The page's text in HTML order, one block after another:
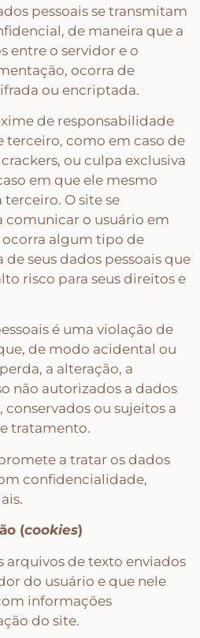
pessoais se transmitam
de maneira que a
entre o servidor e o
ocorra de
ou encriptada.
de responsabilidade
terceiro, como em caso de
ou culpa exclusiva
em que ele mesmo
terceiro. O site se
comunicar o usuário em
ocorra algum tipo de
seus dados pessoais que
risco para seus direitos e
é uma violação de
de modo acidental ou
a alteração, a
não autorizados a dados
ou sujeitos a
tratamento.
a tratar os dados
confidencialidade,
(cookies)
arquivos de texto enviados
do usuário e que nele
informações
do site.